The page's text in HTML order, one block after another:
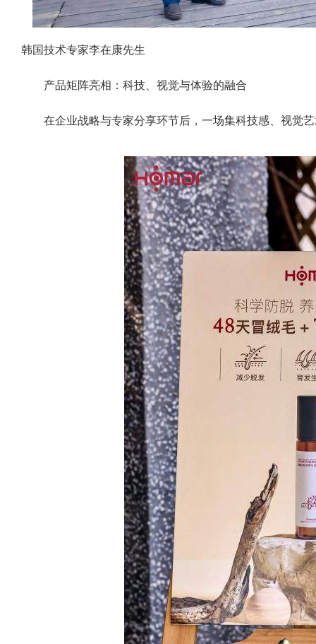
韩国技术专家李在康先生
产品矩阵亮相：科技、视觉与体验的融合
在企业战略与专家分享环节后，一场集科技感、视觉